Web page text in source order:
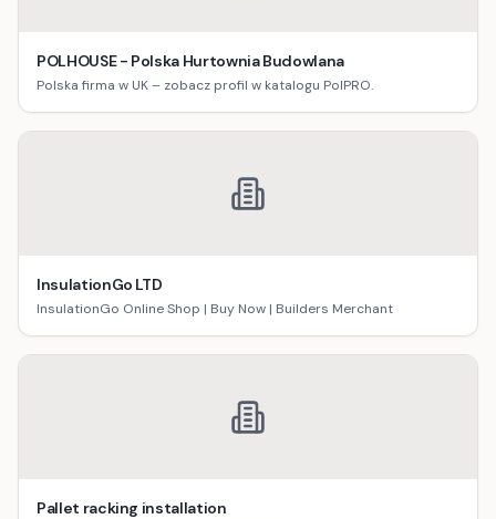
POLHOUSE - Polska Hurtownia Budowlana
Polska firma w UK – zobacz profil w katalogu PolPRO.
InsulationGo LTD
InsulationGo Online Shop | Buy Now | Builders Merchant
Pallet racking installation